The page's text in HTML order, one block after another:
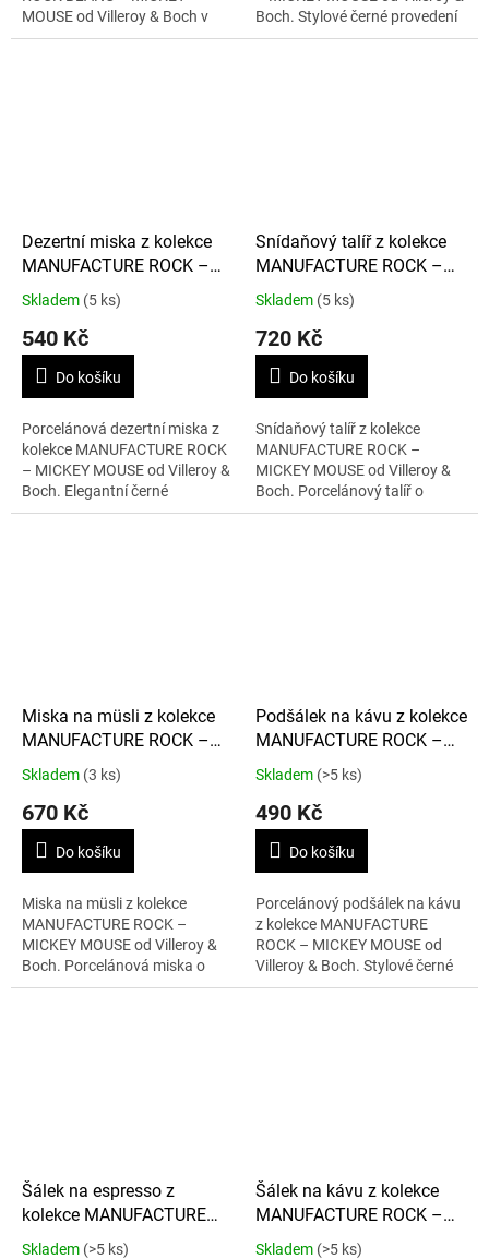
MOUSE od Villeroy & Boch v
elegantním bílém provedení.
Boch. Stylové černé provedení
s motivem Mickey Mouse o
Dezertní miska z kolekce
MANUFACTURE ROCK –
MICKEY MOUSE 120 ml
Skladem (5 ks)
540 Kč
Do košíku
Porcelánová dezertní miska z
kolekce MANUFACTURE ROCK
– MICKEY MOUSE od Villeroy &
Boch. Elegantní černé
provedení s motivem Mickey
Snídaňový talíř z kolekce
MANUFACTURE ROCK –
MICKEY MOUSE 22 cm
Skladem (5 ks)
720 Kč
Do košíku
Snídaňový talíř z kolekce
MANUFACTURE ROCK –
MICKEY MOUSE od Villeroy &
Boch. Porcelánový talíř o
průměru 22 cm v černém
Miska na müsli z kolekce
MANUFACTURE ROCK –
MICKEY MOUSE 430 ml
Skladem (3 ks)
670 Kč
Do košíku
Miska na müsli z kolekce
MANUFACTURE ROCK –
MICKEY MOUSE od Villeroy &
Boch. Porcelánová miska o
objemu 430 ml v černém
Podšálek na kávu z kolekce
MANUFACTURE ROCK –
MICKEY MOUSE 15,4 cm
Skladem (>5 ks)
490 Kč
Do košíku
Porcelánový podšálek na kávu
z kolekce MANUFACTURE
ROCK – MICKEY MOUSE od
Villeroy & Boch. Stylové černé
provedení s motivem Mickey
Šálek na espresso z
kolekce MANUFACTURE
ROCK – MICKEY MOUSE
Skladem (>5 ks)
Šálek na kávu z kolekce
MANUFACTURE ROCK –
MICKEY MOUSE 160 ml
Skladem (>5 ks)